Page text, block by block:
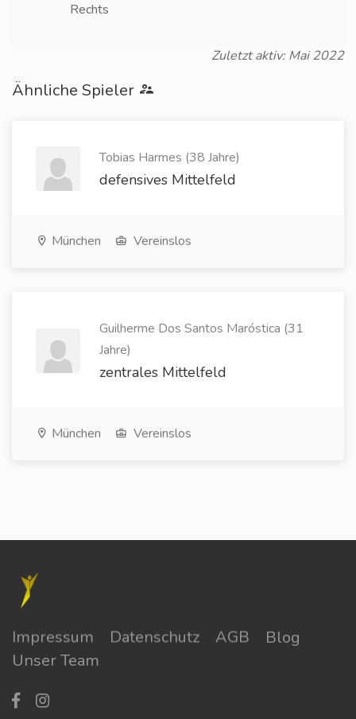
Rechts
Zuletzt aktiv: Mai 2022
Ähnliche Spieler
Tobias Harmes (38 Jahre)
defensives Mittelfeld
München Vereinslos
Guilherme Dos Santos Maróstica (31
Jahre)
zentrales Mittelfeld
München Vereinslos
Impressum Datenschutz AGB
Blog
Unser Team